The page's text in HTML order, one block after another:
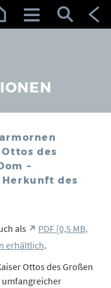
des
–
des
als
PDF [0,5 MB,
erhältlich.
Ottos des Großen